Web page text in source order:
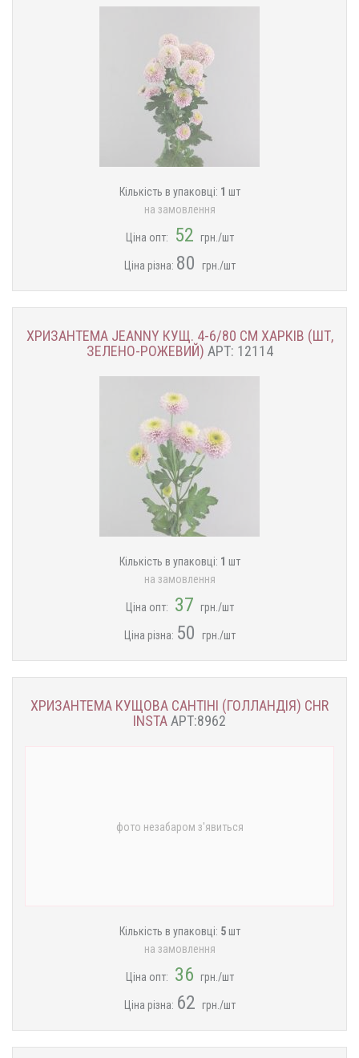
Кількість в упаковці: 1 шт
на замовлення
Ціна опт: 52 грн./шт
Ціна різна: 80 грн./шт
ХРИЗАНТЕМА JEANNY КУЩ. 4-6/80 СМ ХАРКІВ (ШТ,
ЗЕЛЕНО-РОЖЕВИЙ) АРТ: 12114
Кількість в упаковці: 1 шт
на замовлення
Ціна опт: 37 грн./шт
Ціна різна: 50 грн./шт
ХРИЗАНТЕМА КУЩОВА САНТІНІ (ГОЛЛАНДІЯ) CHR
INSTAАРТ:8962
фото незабаром з'явиться
Кількість в упаковці: 5шт
на замовлення
Ціна опт: 36 грн./шт
Ціна різна: 62 грн./шт